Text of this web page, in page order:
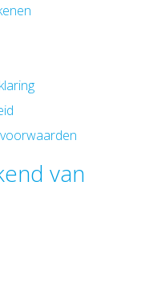
van